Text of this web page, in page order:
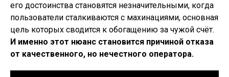
его достоинства становятся незначительными, когда
пользователи сталкиваются с махинациями, основная
цель которых сводится к обогащению за чужой счёт.
И именно этот нюанс становится причиной отказа
от качественного, но нечестного оператора.